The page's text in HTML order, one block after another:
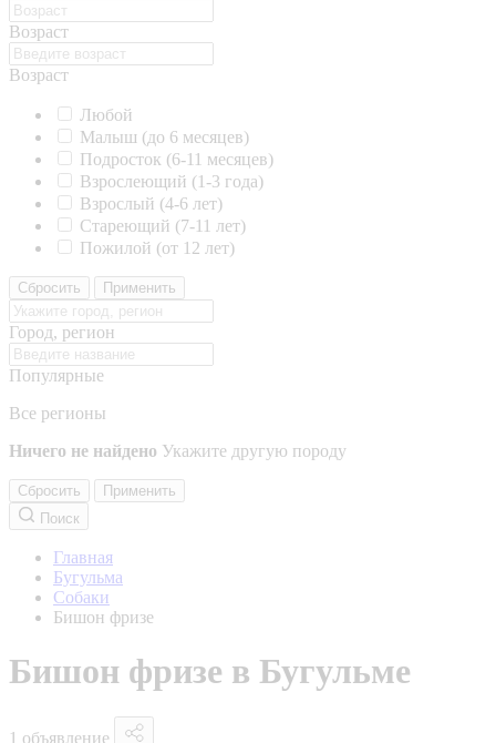
Возраст
Возраст
Любой
Малыш (до 6 месяцев)
Подросток (6-11 месяцев)
Взрослеющий (1-3 года)
Взрослый (4-6 лет)
Стареющий (7-11 лет)
Пожилой (от 12 лет)
Сбросить Применить
Город, регион
Популярные
Все регионы
Ничего не найдено Укажите другую породу
Сбросить
Применить
Поиск
Главная
Бугульма
Собаки
Бишон фризе
Бишон фризе в Бугульме
1 объявление